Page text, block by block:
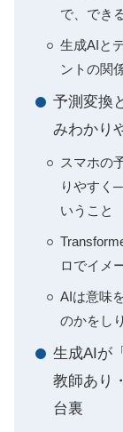
で、でき
生成AIと
ントの関
予測変換
みわかり
スマホの
りやすく
いうこと
ロでイメ
AIは意味
のかをし
生成AIが
教師あり
台裏